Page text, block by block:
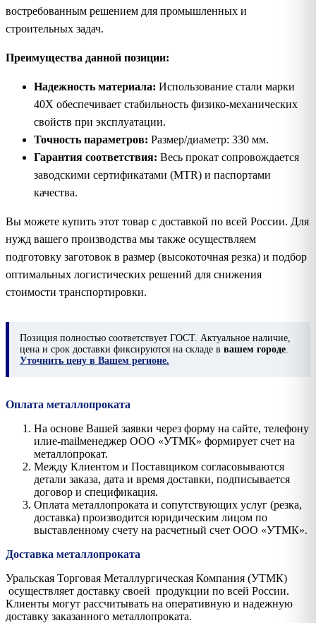
востребованным решением для промышленных и
строительных задач.
Преимущества данной позиции:
Надежность материала: Использование стали марки
40Х обеспечивает стабильность физико-механических
свойств при эксплуатации.
Точность параметров: Размер/диаметр: 330 мм.
Гарантия соответствия: Весь прокат сопровождается
заводскими сертификатами (MTR) и паспортами
качества.
Вы можете купить этот товар с доставкой по всей России. Для
нужд вашего производства мы также осуществляем
подготовку заготовок в размер (высокоточная резка) и подбор
оптимальных логистических решений для снижения
стоимости транспортировки.
Позиция полностью соответствует ГОСТ. Актуальное наличие,
цена и срок доставки фиксируются на складе в вашем городе
Уточнить цену в Вашем регионе.
Оплата металлопроката
На основе Вашей заявки через форму на сайте, телефону
илиe-mailменеджер ООО «УТМК» формирует счет на
металлопрокат.
Между Клиентом и Поставщиком согласовываются
детали заказа, дата и время доставки, подписывается
договор и спецификация.
Оплата металлопроката и сопутствующих услуг (резка,
доставка) производится юридическим лицом по
выставленному счету на расчетный счет ООО «УТМК».
Доставка металлопроката
Уральская Торговая Металлургическая Компания (УТМК)
осуществляет доставку своей продукции по всей России.
Клиенты могут рассчитывать на оперативную и надежную
доставку заказанного металлопроката.